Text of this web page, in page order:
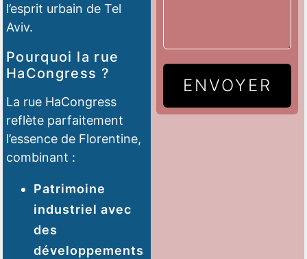
l’esprit urbain de Tel
Aviv.
Pourquoi la rue
HaCongress ?
La rue HaCongress
reflète parfaitement
l’essence de Florentine,
combinant :
Patrimoine
industriel avec
des
développements
ENVOYER